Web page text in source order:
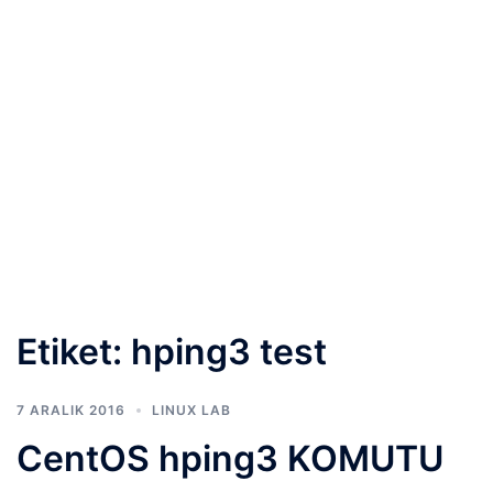
Etiket: hping3 test
7 ARALIK 2016 LINUX LAB
CentOS hping3 KOMUTU